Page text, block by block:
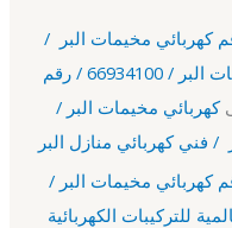
مخيمات البر / 66934100 / رقم كهربائي مخيمات البر /
فني كهربائي منازل البر كهربائي مخيمات البر / 66934100 / رقم
كهربائي مخيمات البر /
مخيمات البر / 66901910 / رقم كهربائي مخيمات البر /
للتركيبات الكهربائية